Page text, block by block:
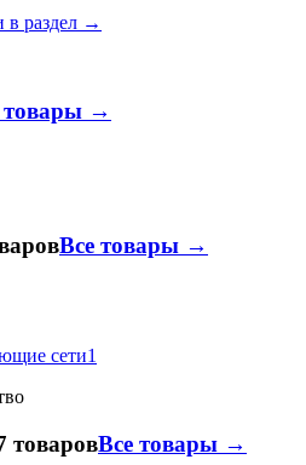
в раздел →
товары →
Все товары →
сети1
товаровВсе товары →